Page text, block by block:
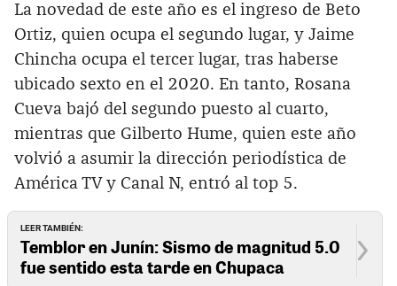
La novedad de este año es el ingreso de Beto
Ortiz, quien ocupa el segundo lugar, y Jaime
Chincha ocupa el tercer lugar, tras haberse
ubicado sexto en el 2020. En tanto, Rosana
Cueva bajó del segundo puesto al cuarto,
mientras que Gilberto Hume, quien este año
volvió a asumir la dirección periodística de
América TV y Canal N, entró al top 5.
LEER TAMBIÉN:
Temblor en Junín: Sismo de magnitud 5.0
fue sentido esta tarde en Chupaca